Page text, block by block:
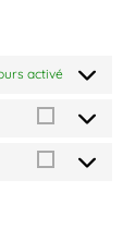
activé
Statistiques
Marketing